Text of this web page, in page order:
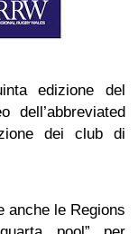
edizione del
dell’abbreviated
dei club di
anche le Regions